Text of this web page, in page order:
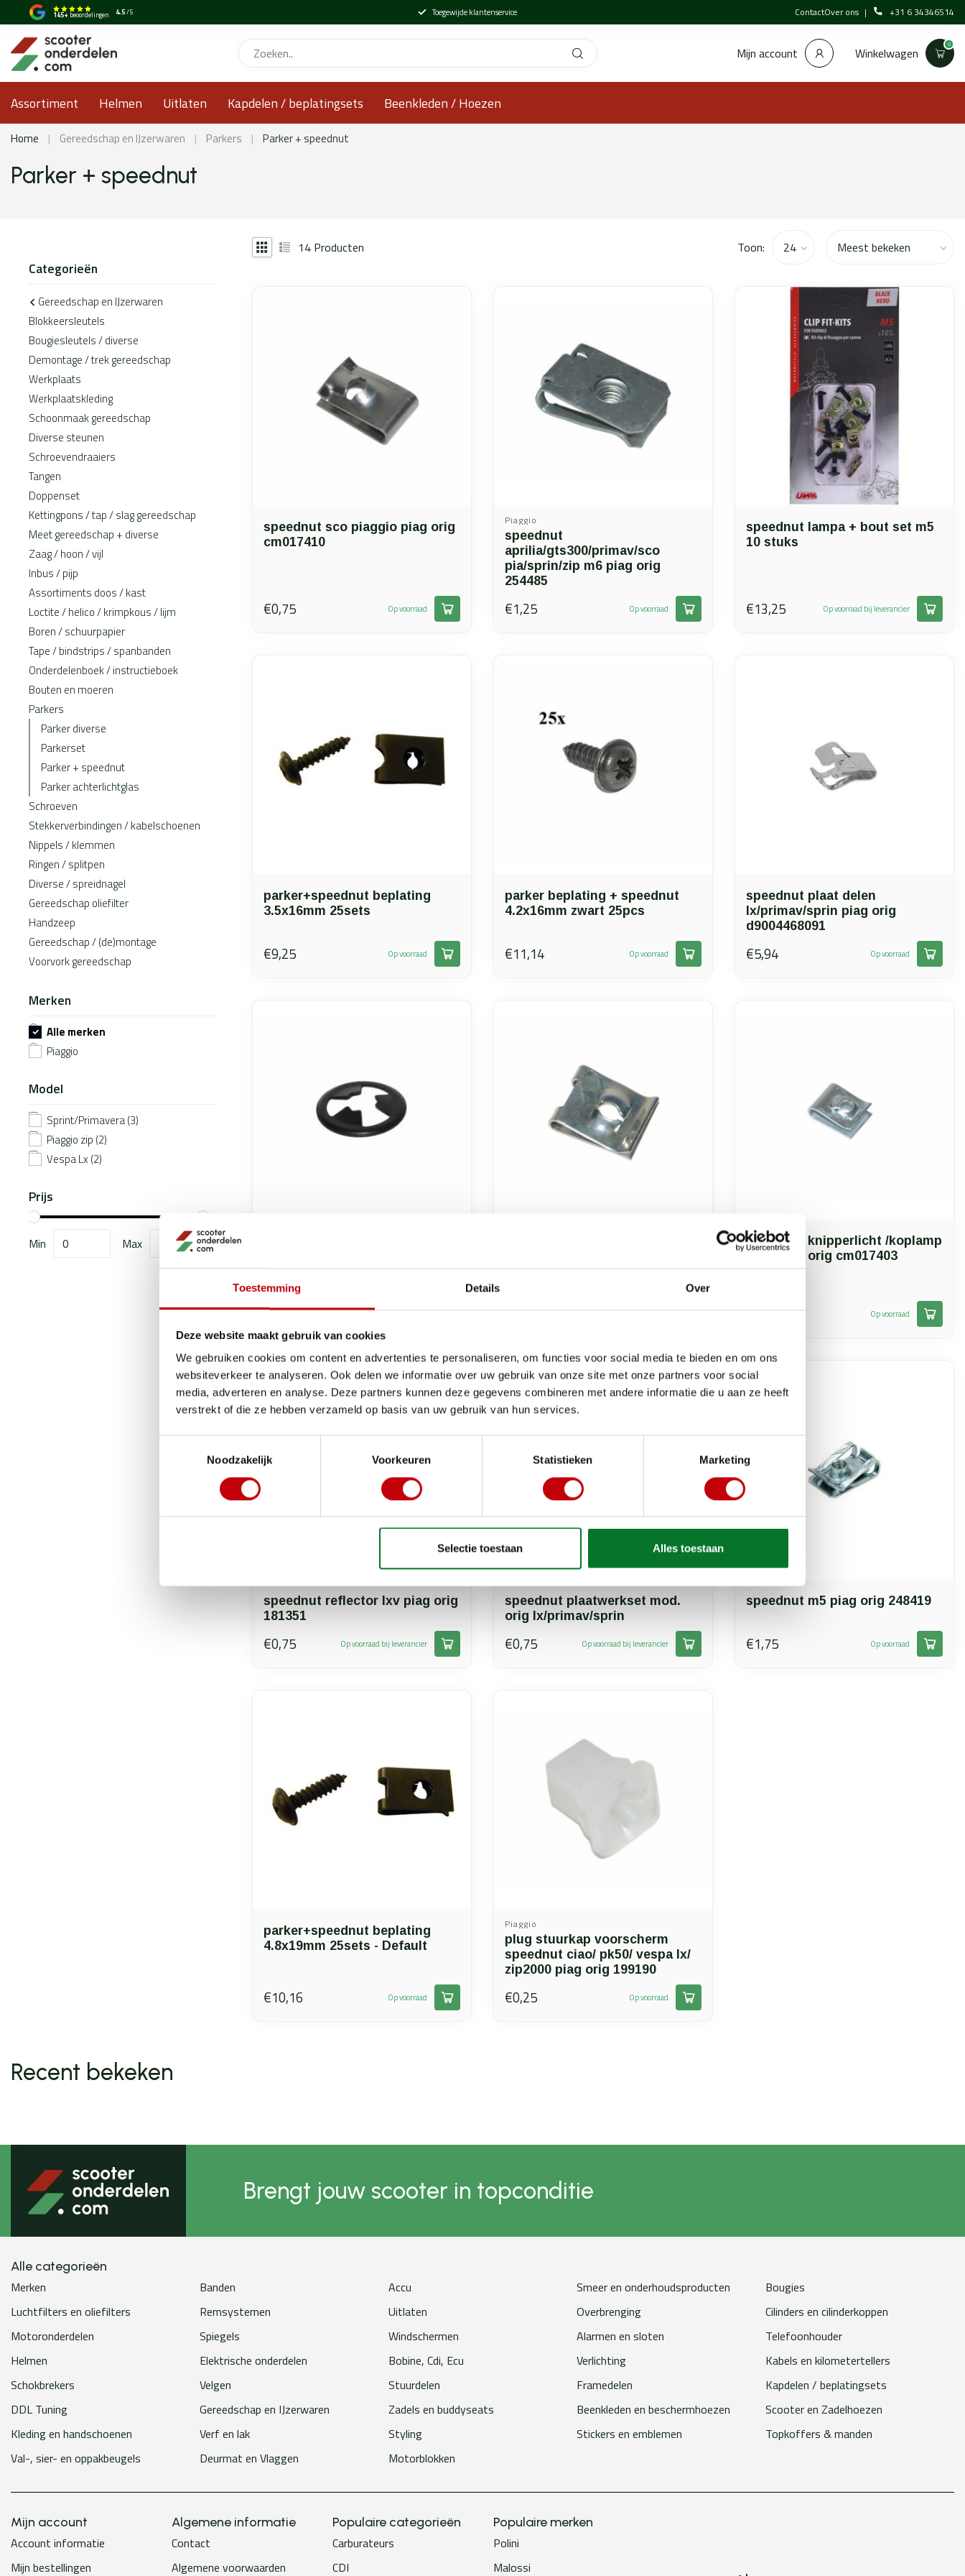
Toestemming Details Over
Deze website maakt gebruik van cookies
We gebruiken cookies om content en advertenties te personaliseren, om functies voor social media te bieden en om ons
websiteverkeer te analyseren. Ook delen we informatie over uw gebruik van onze site met onze partners voor social
media, adverteren en analyse. Deze partners kunnen deze gegevens combineren met andere informatie die u aan ze heeft
verstrekt of die ze hebben verzameld op basis van uw gebruik van hun services.
Noodzakelijk
Voorkeuren Statistieken Marketing
Selectie toestaan Alles toestaan
145+ beoordelingen 4.5/5 Toegewijde klantenservice ContactOver ons +31 6 34346514
Mijn account Winkelwagen 0
Assortiment Helmen Uitlaten Kapdelen / beplatingsets Beenkleden / Hoezen
Home | Gereedschap en IJzerwaren | Parkers | Parker + speednut
Parker + speednut
Categorieën
Gereedschap en IJzerwaren
Blokkeersleutels
Bougiesleutels / diverse
Demontage / trek gereedschap
Werkplaats
Werkplaatskleding
Schoonmaak gereedschap
Diverse steunen
Schroevendraaiers
Tangen
Doppenset
Kettingpons / tap / slag gereedschap
Meet gereedschap + diverse
Zaag / hoon / vijl
Inbus / pijp
Assortiments doos / kast
Loctite / helico / krimpkous / lijm
Boren / schuurpapier
Tape / bindstrips / spanbanden
Onderdelenboek / instructieboek
Bouten en moeren
Parkers
Parker diverse
Parkerset
Parker + speednut
Parker achterlichtglas
Schroeven
Stekkerverbindingen / kabelschoenen
Nippels / klemmen
Ringen / splitpen
Diverse / spreidnagel
Gereedschap oliefilter
Handzeep
Gereedschap / (de)montage
Voorvork gereedschap
Merken
Alle merken
Piaggio
Model
Sprint/Primavera(3)
Piaggio zip (2)
Vespa Lx (2)
Prijs
Min Max
14 Producten Toon:
speednut sco piaggio piag orig
cm017410
€0,75 Op voorraad
Piaggio
speednut
aprilia/gts300/primav/sco
pia/sprin/zip m6 piag orig
254485
€1,25 Op voorraad
speednut lampa + bout set m5
10 stuks
€13,25 Op voorraad bij leverancier
parker+speednut beplating
3.5x16mm 25sets
€9,25 Op voorraad
parker beplating + speednut
4.2x16mm zwart 25pcs
€11,14 Op voorraad
speednut plaat delen
lx/primav/sprin piag orig
d9004468091
€5,94 Op voorraad
085508
€1,25 Op voorraad bij leverancier
lx/vespa S voor piag orig
€0,75 Op voorraad
speednut knipperlicht /koplamp
voor piag orig cm017403
€0,75 Op voorraad
speednut reflector lxv piag orig
181351
€0,75 Op voorraad bij leverancier
speednut plaatwerkset mod.
orig lx/primav/sprin
€0,75 Op voorraad bij leverancier
speednut m5 piag orig 248419
€1,75 Op voorraad
parker+speednut beplating
4.8x19mm 25sets - Default
€10,16 Op voorraad
Piaggio
plug stuurkap voorscherm
speednut ciao/ pk50/ vespa lx/
zip2000 piag orig 199190
€0,25 Op voorraad
Recent bekeken
Brengt jouw scooter in topconditie
Alle categorieën
Merken Banden Accu Smeer en onderhoudsproducten
Bougies
Luchtfilters en oliefilters
Remsystemen Uitlaten Overbrenging
Cilinders en cilinderkoppen
Motoronderdelen
Spiegels Windschermen Alarmen en sloten
Telefoonhouder
Helmen
Elektrische onderdelen Bobine, Cdi, Ecu Verlichting
Kabels en kilometertellers
Schokbrekers
Velgen Stuurdelen Framedelen
Kapdelen / beplatingsets
DDL Tuning
Gereedschap en IJzerwaren Zadels en buddyseats Beenkleden en beschermhoezen
Scooter en Zadelhoezen
Kleding en handschoenen
Verf en lak Styling Stickers en emblemen
Topkoffers & manden
Val-, sier- en oppakbeugels
Deurmat en Vlaggen Motorblokken
Mijn account
Account informatie
Mijn bestellingen
Algemene informatie
Contact
Algemene voorwaarden
Populaire categorieën
Carburateurs
CDI
Populaire merken
Polini
Malossi